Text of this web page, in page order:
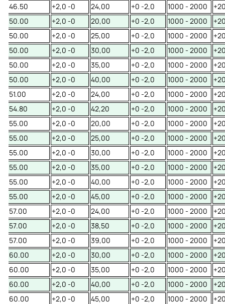
46.50
+2,0 -0 24,00 +0 -2,0 1000 - 2000
50.00
+2,0 -0 20,00 +0 -2,0 1000 - 2000
50.00
+2,0 -0 25,00 +0 -2,0 1000 - 2000
50.00
+2,0 -0 30,00 +0 -2,0 1000 - 2000
50.00
+2,0 -0 35,00 +0 -2,0 1000 - 2000
50.00
+2,0 -0 40,00 +0 -2,0 1000 - 2000
51.00
+2,0 -0 24,00 +0 -2,0 1000 - 2000
54.80
+2,0 -0 42,20 +0 -2,0 1000 - 2000
55.00
+2,0 -0 20,00 +0 -2,0 1000 - 2000
55.00
+2,0 -0 25,00 +0 -2,0 1000 - 2000
55.00
+2,0 -0 30,00 +0 -2,0 1000 - 2000
55.00
+2,0 -0 35,00 +0 -2,0 1000 - 2000
55.00
+2,0 -0 40,00 +0 -2,0 1000 - 2000
55.00
+2,0 -0 45,00 +0 -2,0 1000 - 2000
57.00
+2,0 -0 24,00 +0 -2,0 1000 - 2000
57.00
+2,0 -0 38,50 +0 -2,0 1000 - 2000
57.00
+2,0 -0 39,00 +0 -2,0 1000 - 2000
60.00
+2,0 -0 30,00 +0 -2,0 1000 - 2000
60.00
+2,0 -0 35,00 +0 -2,0 1000 - 2000
60.00
+2,0 -0 40,00 +0 -2,0 1000 - 2000
60.00
+2,0 -0 45,00 +0 -2,0 1000 - 2000